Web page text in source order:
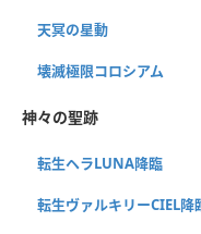
天冥の星動
壊滅極限コロシアム
神々の聖跡
転生ヘラLUNA降臨
転生ヴァルキリーCIEL降